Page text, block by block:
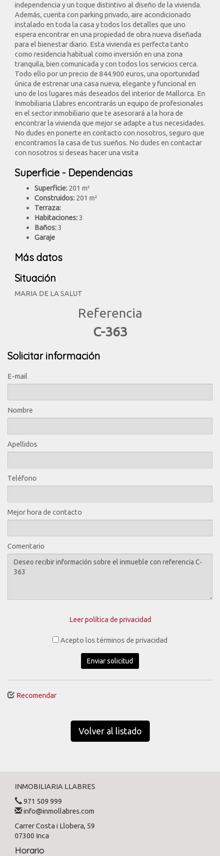
independencia y un toque distintivo al diseño de la vivienda.
Además, cuenta con parking privado, aire acondicionado
instalado en toda la casa y todos los detalles que uno
espera encontrar en una propiedad de obra nueva diseñada
para el bienestar diario. Esta vivienda es perfecta tanto
como residencia habitual como inversión en una zona
tranquila, bien comunicada y con todos los servicios cerca.
Todo ello por un precio de 844.900 euros, una oportunidad
única de estrenar una casa nueva, elegante y funcional en
uno de los lugares más deseados del interior de Mallorca. En
Inmobiliaria Llabres encontrarás un equipo de profesionales
en el sector inmobiliario que te asesorará a la hora de
encontrar la vivienda que mejor se adapte a tus necesidades.
No dudes en ponerte en contacto con nosotros, seguro que
encontramos la casa de tus sueños. No dudes en contactar
con nosotros si deseas hacer una visita
Superficie - Dependencias
Superficie: 201 m²
Construidos: 201 m²
Terraza:
Habitaciones:3
Baños:3
Garaje
Más datos
Situación
MARIA DE LA SALUT
Referencia
C-363
Solicitar información
E-mail
Nombre
Apellidos
Teléfono
Mejor hora de contacto
Comentario
Leer política de privacidad
Acepto los términos de privacidad
Enviar solicitud
Recomendar
Volver al listado
INMOBILIARIA LLABRES
971 509 999
info@inmollabres.com
Carrer Costa i Llobera, 59
07300 Inca
Horario